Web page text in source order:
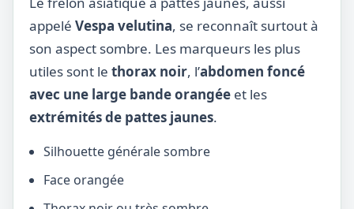
appelé Vespa velutina, se reconnaît surtout à
son aspect sombre. Les marqueurs les plus
utiles sont le thorax noir, l’abdomen foncé
avec une large bande orangée et les
extrémités de pattes jaunes.
Silhouette générale sombre
Face orangée